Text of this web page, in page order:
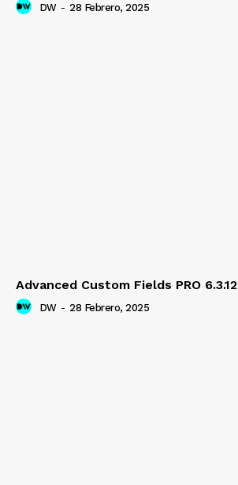
DW - 28 Febrero, 2025
Advanced Custom Fields PRO 6.3.12
DW - 28 Febrero, 2025